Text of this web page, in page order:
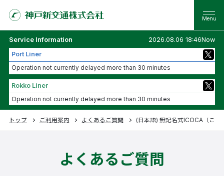
Service Information
2026.08.06 18:46Now
Port Liner
Operation not currently delayed more than 30 minutes
Rokko Liner
Operation not currently delayed more than 30 minutes
トップ ご利用案内 よくあるご質問 (日本語) 無記名式ICOCA（こ
よくあるご質問